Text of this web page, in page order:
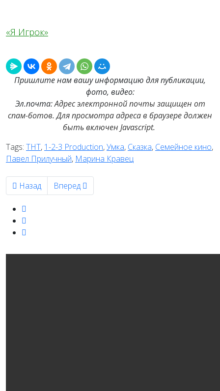
«Я Игрок»
Пришлите нам вашу информацию для публикации,
фото, видео:
Эл.почта:Адрес электронной почты защищен от
спам-ботов. Для просмотра адреса в браузере должен
быть включен Javascript.
Tags: ТНТ, 1-2-3 Production,Умка, Сказка, Семейное кино,
Павел Прилучный, Марина Кравец
Предыдущий: На ТНТ стартовали съемки третьего
Назад Следующий: ТНТ готовит к показу
Вперед